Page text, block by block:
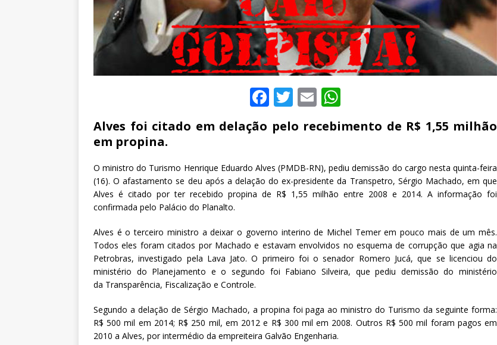
F
c
b
o
k
T
it
r
E
m
ai at
A
p
Alves foi citado em delação pelo recebimento de R$ 1,55 milhão
em propina.
O ministro do Turismo Henrique Eduardo Alves (PMDB-RN), pediu demissão do cargo nesta quinta-feira
(16). O afastamento se deu após a delação do ex-presidente da Transpetro, Sérgio Machado, em que
Alves é citado por ter recebido propina de R$ 1,55 milhão entre 2008 e 2014. A informação foi
confirmada pelo Palácio do Planalto.
Alves é o terceiro ministro a deixar o governo interino de Michel Temer em pouco mais de um mês.
Todos eles foram citados por Machado e estavam envolvidos no esquema de corrupção que agia na
Petrobras, investigado pela Lava Jato. O primeiro foi o senador Romero Jucá, que se licenciou do
ministério do Planejamento e o segundo foi Fabiano Silveira, que pediu demissão do ministério
da Transparência, Fiscalização e Controle.
Segundo a delação de Sérgio Machado, a propina foi paga ao ministro do Turismo da seguinte forma:
R$ 500 mil em 2014; R$ 250 mil, em 2012 e R$ 300 mil em 2008. Outros R$ 500 mil foram pagos em
2010 a Alves, por intermédio da empreiteira Galvão Engenharia.